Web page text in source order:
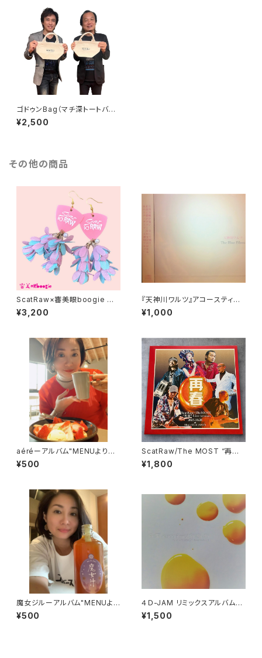
ゴドゥンBag（マチ深トートバッ
グ）
¥2,500
その他の商品
ScatRaw×審美眼boogie コラ
ボアクセ第②弾－マーメイド
¥3,200
『天神川ワルツ』アコースティッ
クVer収録シングル
¥1,000
aéréーアルバム"MENUよりシ
ングルカット版
¥500
ScatRaw/The MOST “再
春”Live session【購入特典
付】
¥1,800
魔女ジルーアルバム"MENUより
シングルカット版
¥500
４Ｄ-JAM リミックスアルバム
『６Remix／Ｓ.Ｓ.Ｓ』
¥1,500